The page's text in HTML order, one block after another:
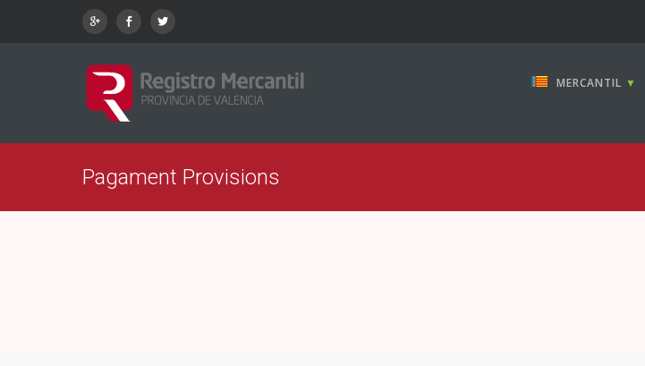
MERCANTIL ▼
Pagament Provisions